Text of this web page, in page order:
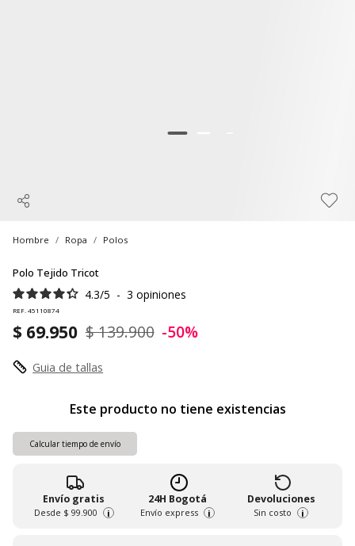
Hombre Ropa Polos
Polo Tejido Tricot
4.3/5 - 3 opiniones
REF. 45110874
$ 69.950 $ 139.900 -50%
Guia de tallas
Este producto no tiene existencias
Calcular tiempo de envío
Envío gratis
Desde $ 99.900 i
24H Bogotá
Envío express i
Devoluciones
Sin costo i